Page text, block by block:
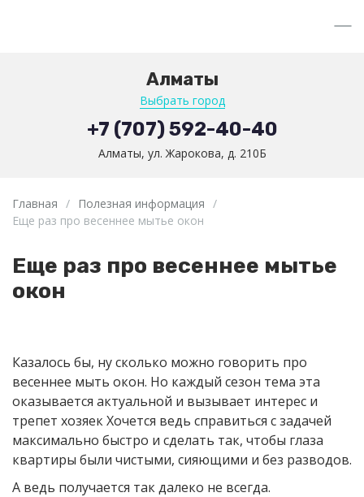
Алматы
Выбрать город
+7 (707) 592-40-40
Алматы, ул. Жарокова, д. 210Б
Главная / Полезная информация /
Еще раз про весеннее мытье окон
Еще раз про весеннее мытье
окон
Казалось бы, ну сколько можно говорить про
весеннее мыть окон. Но каждый сезон тема эта
оказывается актуальной и вызывает интерес и
трепет хозяек Хочется ведь справиться с задачей
максимально быстро и сделать так, чтобы глаза
квартиры были чистыми, сияющими и без разводов.
А ведь получается так далеко не всегда.